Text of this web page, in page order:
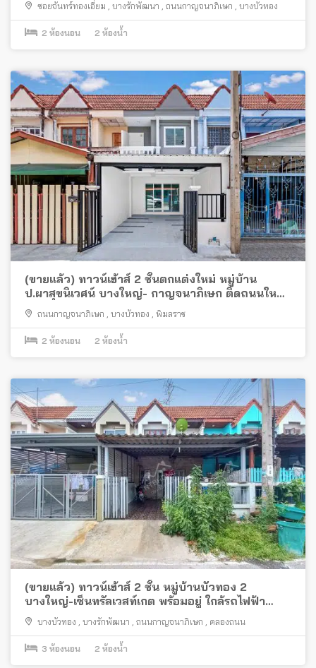
ซอยจันทร์ทองเอี่ยม , บางรักพัฒนา , ถนนกาญจนาภิเษก , บางบัวทอง
2 ห้องนอน 2 ห้องน้ำ
(ขายแล้ว) ทาวน์เฮ้าส์ 2 ชั้นตกแต่งใหม่ หมู่บ้าน
ป.ผาสุขนิเวศน์ บางใหญ่- กาญจนาภิเษก ติดถนนใหญ่
ใกล้เซ็นทรัลเวสเกต
ถนนกาญจนาภิเษก , บางบัวทอง , พิมลราช
2 ห้องนอน 2 ห้องน้ำ
(ขายแล้ว) ทาวน์เฮ้าส์ 2 ชั้น หมู่บ้านบัวทอง 2
บางใหญ่-เซ็นทรัลเวสท์เกต พร้อมอยู่ ใกล้รถไฟฟ้า
คลองบางไผ่
บางบัวทอง , บางรักพัฒนา , ถนนกาญจนาภิเษก , คลองถนน
3 ห้องนอน 2 ห้องน้ำ